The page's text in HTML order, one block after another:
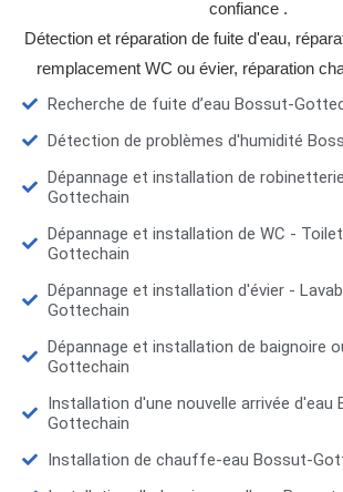
confiance .
Détection et réparation de fuite d'eau,
remplacement WC ou évier, réparation
Recherche de fuite d’eau Bossut-
Détection de problèmes d'humidité
Dépannage et installation de
Gottechain
Dépannage et installation de WC -
Gottechain
Dépannage et installation d'évier -
Gottechain
Dépannage et installation de baignoire
Gottechain
Installation d'une nouvelle arrivée d'eau
Gottechain
Installation de chauffe-eau Bossut-